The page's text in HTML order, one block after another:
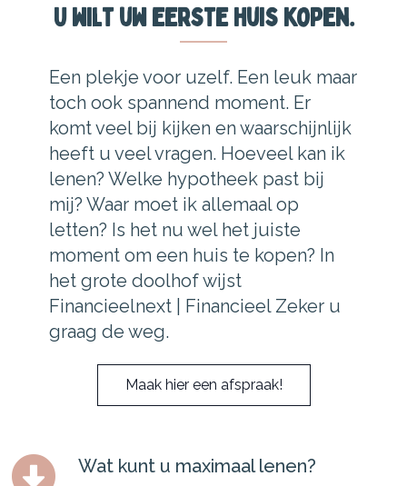
U wilt uw eerste huis kopen.
Een plekje voor uzelf. Een leuk maar
toch ook spannend moment. Er
komt veel bij kijken en waarschijnlijk
heeft u veel vragen. Hoeveel kan ik
lenen? Welke hypotheek past bij
mij? Waar moet ik allemaal op
letten? Is het nu wel het juiste
moment om een huis te kopen? In
het grote doolhof wijst
Financieelnext | Financieel Zeker u
graag de weg.
Maak hier een afspraak!
Wat kunt u maximaal lenen?